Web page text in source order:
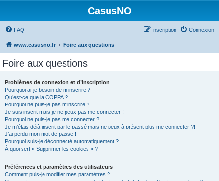
CasusNO
FAQ Connexion
Inscription
www.casusno.fr Foire aux questions
Foire aux questions
Problèmes de connexion et d’inscription
Pourquoi ai-je besoin de m’inscrire ?
Qu’est-ce que la COPPA ?
Pourquoi ne puis-je pas m’inscrire ?
Je suis inscrit mais je ne peux pas me connecter !
Pourquoi ne puis-je pas me connecter ?
Je m’étais déjà inscrit par le passé mais ne peux à présent plus me connecter ?!
J’ai perdu mon mot de passe !
Pourquoi suis-je déconnecté automatiquement ?
À quoi sert « Supprimer les cookies » ?
Préférences et paramètres des utilisateurs
Comment puis-je modifier mes paramètres ?